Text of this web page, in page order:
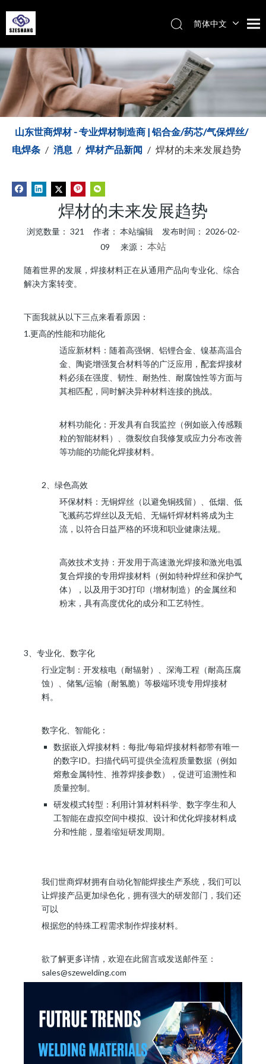
简体中文
Italiano
English
山东世商焊材 - 专业焊材制造商 | 铝合金/药芯/气保焊丝/
电焊条 / 消息 / 焊材产品新闻 / 焊材的未来发展趋势
焊材的未来发展趋势
浏览数量： 321
作者： 本站编辑 发布时间： 2026-02-
09 来源： 本站
["wechat","weibo","qzone","douban","email"]
随着世界的发展，焊接材料正在从通用产品向专业化、综合
解决方案转变。
下面我就从以下三点来看看原因：
1.更高的性能和功能化
适应新材料：随着高强钢、铝锂合金、镍基高温合
金、陶瓷增强复合材料等的广泛应用，配套焊接材
料必须在强度、韧性、耐热性、耐腐蚀性等方面与
其相匹配，同时解决异种材料连接的挑战。
材料功能化：开发具有自我监控（例如嵌入传感颗
粒的智能材料）、微裂纹自我修复或应力分布改善
等功能的功能化焊接材料。
2、绿色高效
环保材料：无铜焊丝（以避免铜残留）、低烟、低
飞溅药芯焊丝以及无铅、无镉钎焊材料将成为主
流，以符合日益严格的环境和职业健康法规。
高效技术支持：开发用于高速激光焊接和激光电弧
复合焊接的专用焊接材料（例如特种焊丝和保护气
体），以及用于3D打印（增材制造）的金属丝和
粉末，具有高度优化的成分和工艺特性。
3、专业化、数字化
行业定制：开发核电（耐辐射）、深海工程（耐高压腐
蚀）、储氢/运输（耐氢脆）等极端环境专用焊接材
料。
数字化、智能化：
数据嵌入焊接材料：每批/每箱焊接材料都带有唯一
的数字ID。扫描代码可提供全流程质量数据（例如
熔敷金属特性、推荐焊接参数），促进可追溯性和
质量控制。
研发模式转型：利用计算材料科学、数字孪生和人
工智能在虚拟空间中模拟、设计和优化焊接材料成
分和性能，显着缩短研发周期。
我们世商焊材拥有自动化智能焊接生产系统，我们可以
让焊接产品更加绿色化，拥有强大的研发部门，我们还
可以
根据您的特殊工程需求制作焊接材料。
欲了解更多详情，欢迎在此留言或发送邮件至：
sales@szewelding.com